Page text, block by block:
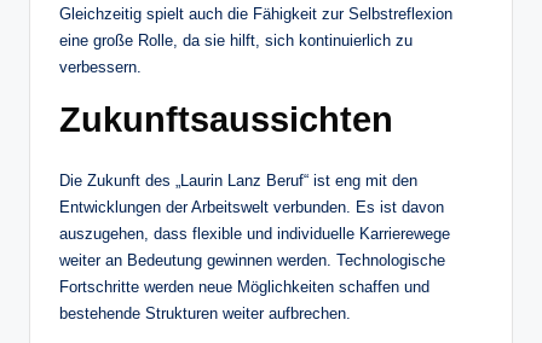
Gleichzeitig spielt auch die Fähigkeit zur Selbstreflexion
eine große Rolle, da sie hilft, sich kontinuierlich zu
verbessern.
Zukunftsaussichten
Die Zukunft des „Laurin Lanz Beruf“ ist eng mit den
Entwicklungen der Arbeitswelt verbunden. Es ist davon
auszugehen, dass flexible und individuelle Karrierewege
weiter an Bedeutung gewinnen werden. Technologische
Fortschritte werden neue Möglichkeiten schaffen und
bestehende Strukturen weiter aufbrechen.